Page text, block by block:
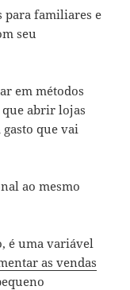
para familiares e
seu
em métodos
que abrir lojas
que vai
ao mesmo
é uma variável
as vendas